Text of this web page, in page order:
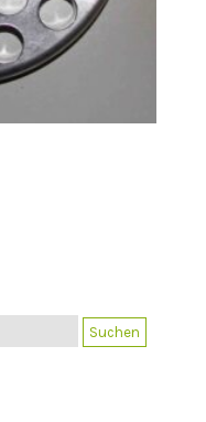
Suchen